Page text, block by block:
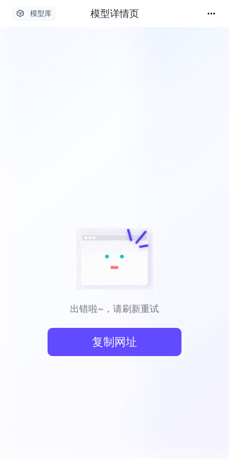
模型库 模型详情页
出错啦~，请刷新重试
复制网址